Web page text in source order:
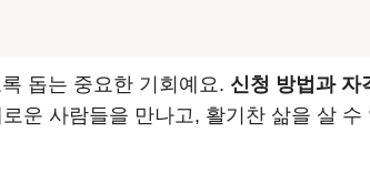
돕는 중요한 기회예요. 신청 방법과 자
운 사람들을 만나고, 활기찬 삶을 살